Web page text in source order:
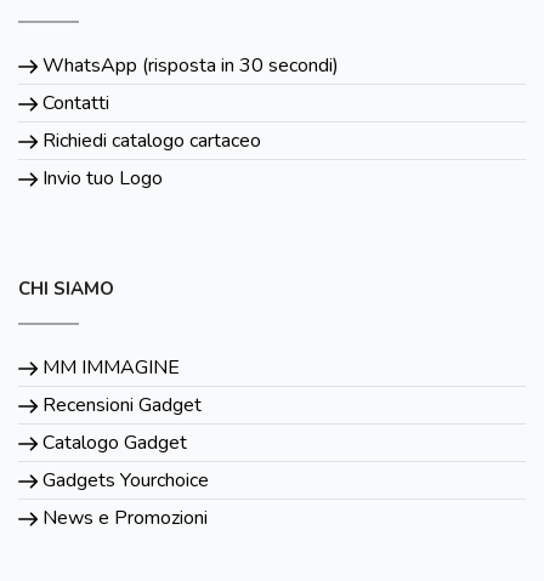
WhatsApp (risposta in 30 secondi)
Contatti
Richiedi catalogo cartaceo
Invio tuo Logo
CHI SIAMO
MM IMMAGINE
Recensioni Gadget
Catalogo Gadget
Gadgets Yourchoice
News e Promozioni